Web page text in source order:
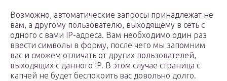
Возможно, автоматические запросы принадлежат не
вам, а другому пользователю, выходящему в сеть с
одного с вами IP-адреса. Вам необходимо один раз
ввести символы в форму, после чего мы запомним
вас и сможем отличать от других пользователей,
выходящих с данного IP. В этом случае страница с
капчей не будет беспокоить вас довольно долго.